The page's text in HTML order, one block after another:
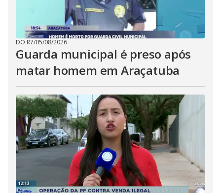
DO R7/05/08/2026
Guarda municipal é preso após
matar homem em Araçatuba